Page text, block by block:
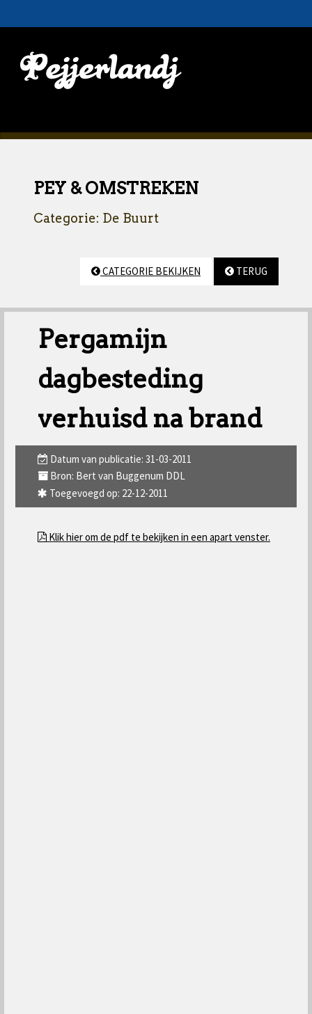
PEY & OMSTREKEN
Categorie: De Buurt
CATEGORIE BEKIJKEN TERUG
Pergamijn
dagbesteding
verhuisd na brand
Datum van publicatie: 31-03-2011
Bron: Bert van Buggenum DDL
Toegevoegd op: 22-12-2011
Klik hier om de pdf te bekijken in een apart venster.